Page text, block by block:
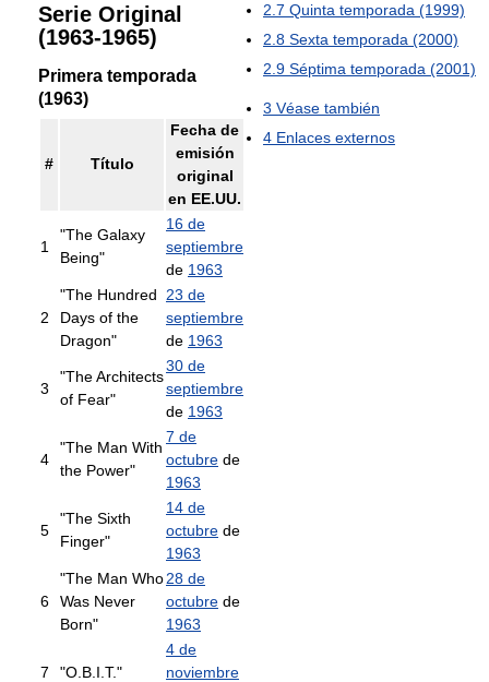
2.7 Quinta temporada (1999)
2.8 Sexta temporada (2000)
2.9 Séptima temporada (2001)
3 Véase también
4 Enlaces externos
Serie Original
(1963-1965)
Primera temporada
(1963)
# Título
Fecha de
emisión
original
en EE.UU.
1
"The Galaxy
Being"
16 de
septiembre
de 1963
2
"The Hundred
Days of the
Dragon"
23 de
septiembre
de 1963
3
"The Architects
of Fear"
30 de
septiembre
de 1963
4
"The Man With
the Power"
7 de
octubre de
1963
5
"The Sixth
Finger"
14 de
octubre de
1963
6
"The Man Who
Was Never
Born"
28 de
octubre de
1963
7 "O.B.I.T."
4 de
noviembre